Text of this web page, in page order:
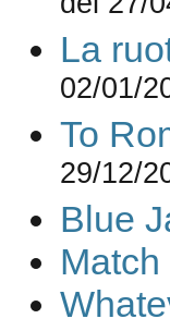
La
02/01/
To
29/12/
Blue